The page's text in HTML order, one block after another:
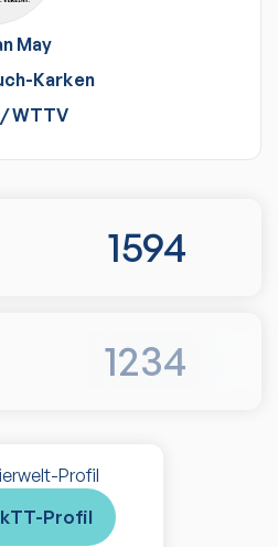
May
Karken
/WTTV
1594
1234
Profil
Profil